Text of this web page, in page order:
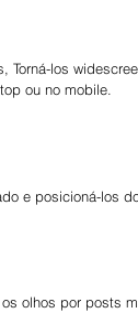
los
ou no mobile.
e posicioná-los
olhos por posts